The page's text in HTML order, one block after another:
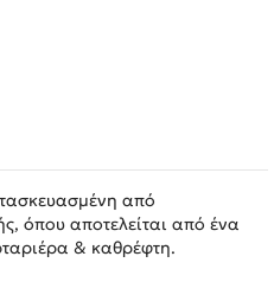
από
όπου αποτελείται από ένα
& καθρέφτη.